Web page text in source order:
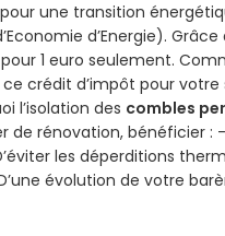
une transition
d’Energie).
1 euro seulement.
crédit d’impôt pour votre
l’isolation des combles
de rénovation, bénéficier :
les déperditions
évolution de votre